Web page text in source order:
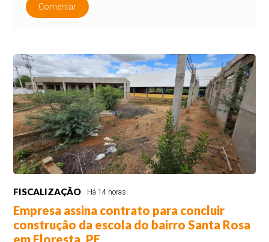
Comentar
FISCALIZAÇÃO Há 14 horas
Empresa assina contrato para concluir
construção da escola do bairro Santa Rosa
em Floresta, PE